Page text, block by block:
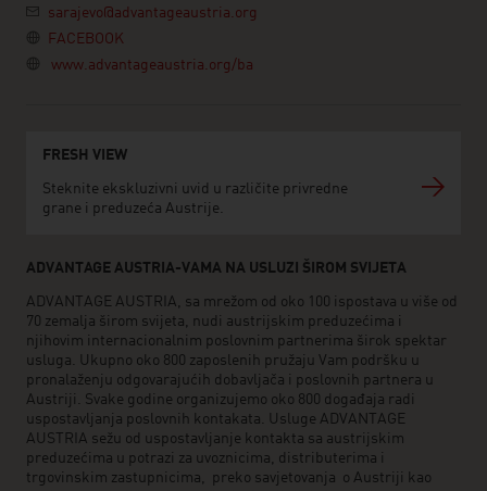
sarajevo@advantageaustria.org
FACEBOOK
www.advantageaustria.org/ba
FRESH VIEW
Steknite ekskluzivni uvid u različite privredne
grane i preduzeća Austrije.
ADVANTAGE AUSTRIA-VAMA NA USLUZI ŠIROM SVIJETA
ADVANTAGE AUSTRIA, sa mrežom od oko 100 ispostava u više od
70 zemalja širom svijeta, nudi austrijskim preduzećima i
njihovim internacionalnim poslovnim partnerima širok spektar
usluga. Ukupno oko 800 zaposlenih pružaju Vam podršku u
pronalaženju odgovarajućih dobavljača i poslovnih partnera u
Austriji. Svake godine organizujemo oko 800 događaja radi
uspostavljanja poslovnih kontakata. Usluge ADVANTAGE
AUSTRIA sežu od uspostavljanje kontakta sa austrijskim
preduzećima u potrazi za uvoznicima, distributerima i
trgovinskim zastupnicima, preko savjetovanja o Austriji kao